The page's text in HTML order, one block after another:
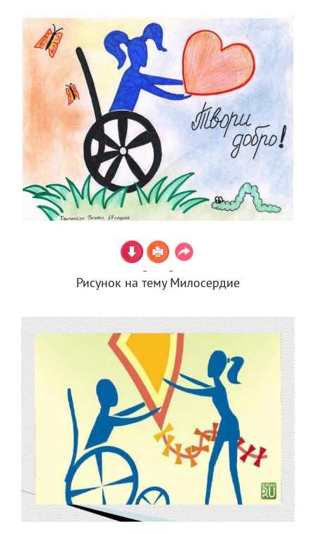
Рисунок на тему Милосердие